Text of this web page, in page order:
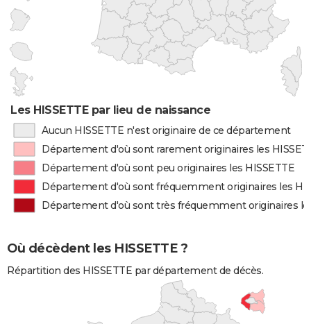
Les HISSETTE par lieu de naissance
Aucun HISSETTE n'est originaire de ce département
Département d'où sont rarement originaires les
Département d'où sont peu originaires les HISSETTE
Département d'où sont fréquemment originaires les
Département d'où sont très fréquemment originaires
Où décèdent les HISSETTE ?
Répartition des HISSETTE par département de décès.